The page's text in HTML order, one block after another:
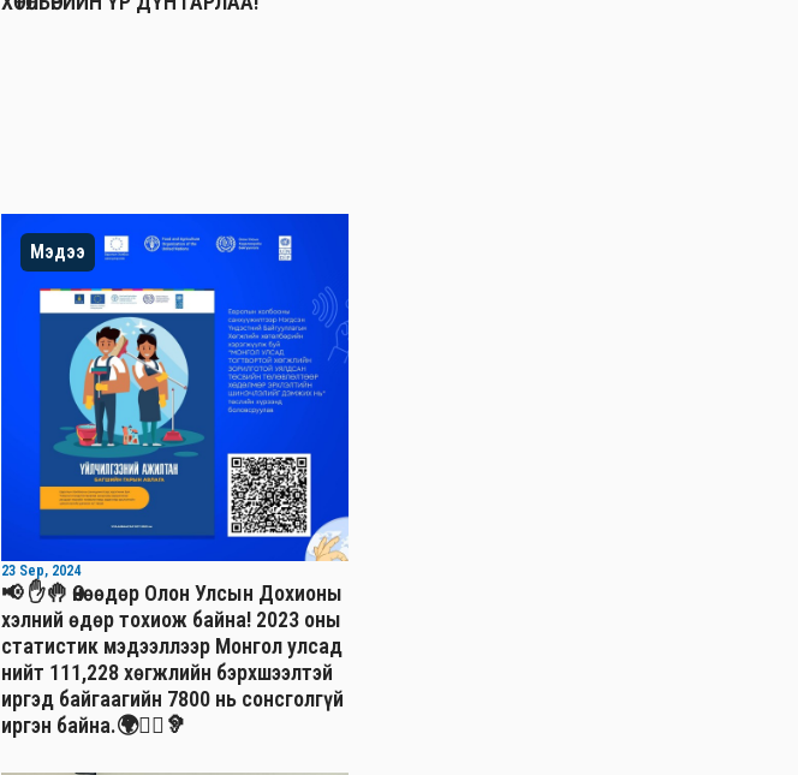
Мэдээ
23 Sep, 2024
📢 ✋🤚 Өнөөдөр Олон Улсын Дохионы
хэлний өдөр тохиож байна! 2023 оны
статистик мэдээллээр Монгол улсад
нийт 111,228 хөгжлийн бэрхшээлтэй
иргэд байгаагийн 7800 нь сонсголгүй
иргэн байна.🌍🧏‍♂️🦻